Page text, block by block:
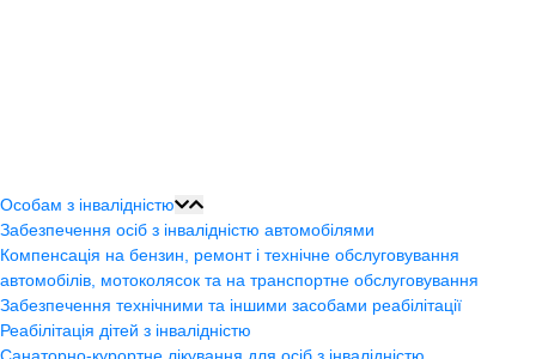
Особам з інвалідністю
Забезпечення осіб з інвалідністю автомобілями
Компенсація на бензин, ремонт і технічне обслуговування
автомобілів, мотоколясок та на транспортне обслуговування
Забезпечення технічними та іншими засобами реабілітації
Реабілітація дітей з інвалідністю